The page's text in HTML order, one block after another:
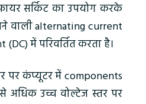
सर्किट का उपयोग करके
वाली alternating current
में परिवर्तित करता है।
पर कंप्यूटर में components
अधिक उच्च वोल्टेज स्तर पर